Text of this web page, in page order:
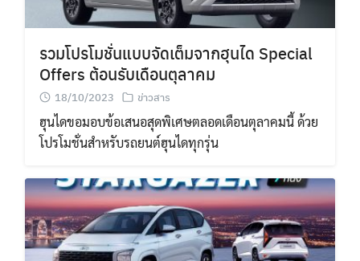
รวมโปรโมชั่นแบบจัดเต็มจากฮุนได Special
Offers ต้อนรับเดือนตุลาคม
18/10/2023 ข่าวสาร
ฮุนไดขอมอบข้อเสนอสุดพิเศษตลอดเดือนตุลาคมนี้ ด้วย
โปรโมชั่นสำหรับรถยนต์ฮุนไดทุกรุ่น